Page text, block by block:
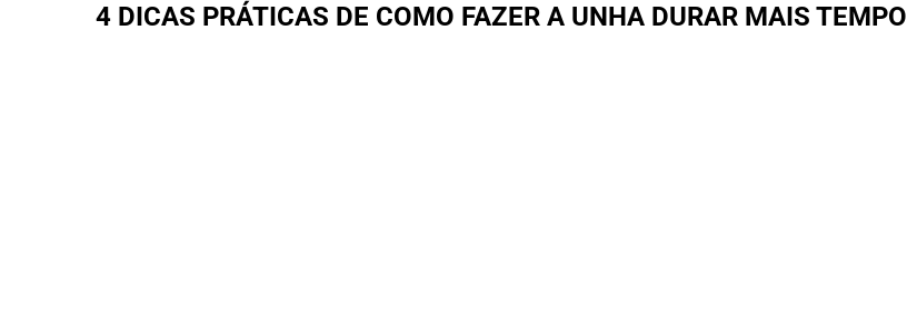
4 DICAS PRÁTICAS DE COMO FAZER A UNHA DURAR MAIS TEMPO